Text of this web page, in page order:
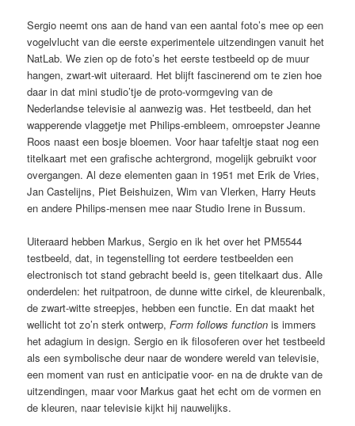
Sergio neemt ons aan de hand van een aantal foto’s mee op een
vogelvlucht van die eerste experimentele uitzendingen vanuit het
NatLab. We zien op de foto’s het eerste testbeeld op de muur
hangen, zwart-wit uiteraard. Het blijft fascinerend om te zien hoe
daar in dat mini studio’tje de proto-vormgeving van de
Nederlandse televisie al aanwezig was. Het testbeeld, dan het
wapperende vlaggetje met Philips-embleem, omroepster Jeanne
Roos naast een bosje bloemen. Voor haar tafeltje staat nog een
titelkaart met een grafische achtergrond, mogelijk gebruikt voor
overgangen. Al deze elementen gaan in 1951 met Erik de Vries,
Jan Castelijns, Piet Beishuizen, Wim van Vlerken, Harry Heuts
en andere Philips-mensen mee naar Studio Irene in Bussum.
Uiteraard hebben Markus, Sergio en ik het over het PM5544
testbeeld, dat, in tegenstelling tot eerdere testbeelden een
electronisch tot stand gebracht beeld is, geen titelkaart dus. Alle
onderdelen: het ruitpatroon, de dunne witte cirkel, de kleurenbalk,
de zwart-witte streepjes, hebben een functie. En dat maakt het
wellicht tot zo’n sterk ontwerp,Form follows function is immers
het adagium in design. Sergio en ik filosoferen over het testbeeld
als een symbolische deur naar de wondere wereld van televisie,
een moment van rust en anticipatie voor- en na de drukte van de
uitzendingen, maar voor Markus gaat het echt om de vormen en
de kleuren, naar televisie kijkt hij nauwelijks.